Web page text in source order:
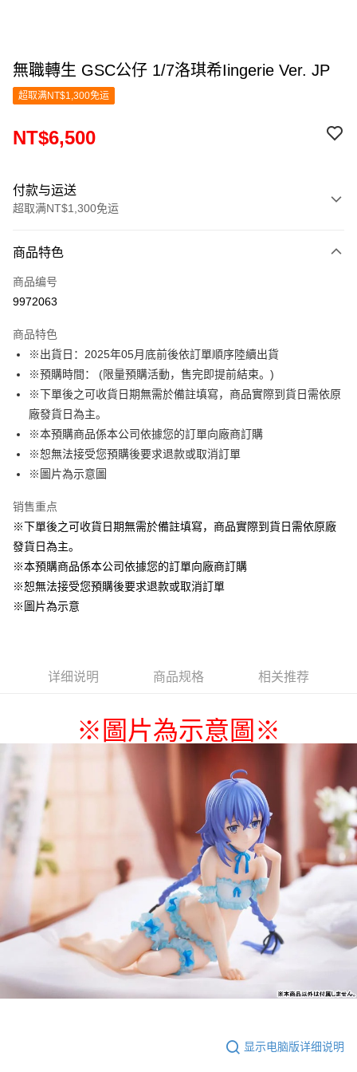
無職轉生 GSC公仔 1/7洛琪希Iingerie Ver. JP
超取满NT$1,300免运
NT$6,500
付款与运送
超取满NT$1,300免运
信用卡一次付款
超商取货付款
Apple Pay
悠遊付
Google Pay
ATM付款
货到付款
运送方式
全家取貨付款
每笔NT$65，满NT$1,300(含以上)免运费
付款後全家取貨
每笔NT$65，满NT$1,300(含以上)免运费
7-11取貨付款
付款後7-11取貨
每笔NT$65，满NT$1,300(含以上)免运费
宅配-木棉花樂園專用
每笔NT$100，满NT$1,300(含以上)免运费
宅配-離島(澎湖/金門/馬祖)-木棉花樂園專用
每笔NT$220
黑貓宅配-貨到付款
每笔NT$150
商品特色
商品编号
9972063
商品特色
※出貨日：2025年05月底前後依訂單順序陸續出貨
※預購時間： (限量預購活動，售完即提前結束。)
※下單後之可收貨日期無需於備註填寫，商品實際到貨日需依原
廠發貨日為主。
※本預購商品係本公司依據您的訂單向廠商訂購
※恕無法接受您預購後要求退款或取消訂單
※圖片為示意圖
销售重点
※下單後之可收貨日期無需於備註填寫，商品實際到貨日需依原廠
發貨日為主。
※本預購商品係本公司依據您的訂單向廠商訂購
※恕無法接受您預購後要求退款或取消訂單
※圖片為示意
详细说明 商品规格 相关推荐
※圖片為示意圖 ※
显示电脑版详细说明